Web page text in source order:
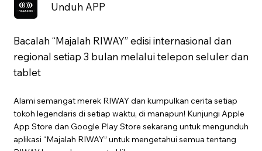
Unduh APP
Bacalah “Majalah RIWAY” edisi internasional dan
regional setiap 3 bulan melalui telepon seluler dan
tablet
Alami semangat merek RIWAY dan kumpulkan cerita setiap
tokoh legendaris di setiap waktu, di manapun! Kunjungi Apple
App Store dan Google Play Store sekarang untuk mengunduh
aplikasi “Majalah RIWAY” untuk mengetahui semua tentang